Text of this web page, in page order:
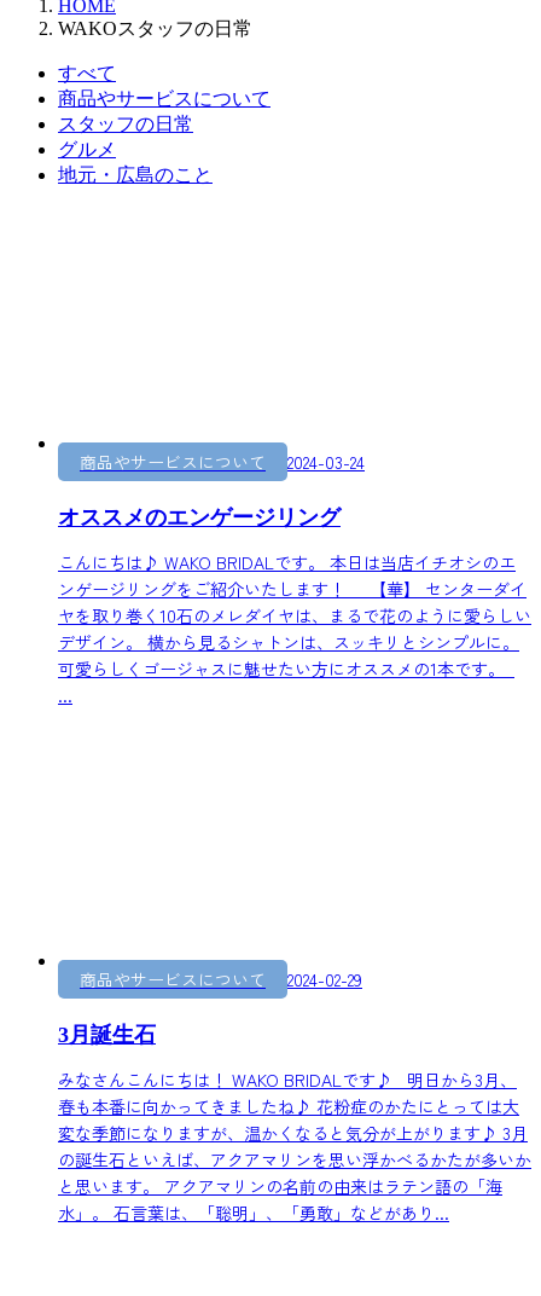
HOME
WAKOスタッフの日常
すべて
商品やサービスについて
スタッフの日常
グルメ
地元・広島のこと
商品やサービスについて 2024-03-24
オススメのエンゲージリング
こんにちは♪ WAKO BRIDALです。 本日は当店イチオシのエ
ンゲージリングをご紹介いたします！ 【華】 センターダイ
ヤを取り巻く10石のメレダイヤは、まるで花のように愛らしい
デザイン。 横から見るシャトンは、スッキリとシンプルに。
可愛らしくゴージャスに魅せたい方にオススメの1本です。
...
商品やサービスについて 2024-02-29
3月誕生石
みなさんこんにちは！ WAKO BRIDALです♪ 明日から3月、
春も本番に向かってきましたね♪ 花粉症のかたにとっては大
変な季節になりますが、温かくなると気分が上がります♪ 3月
の誕生石といえば、アクアマリンを思い浮かべるかたが多いか
と思います。 アクアマリンの名前の由来はラテン語の「海
水」。 石言葉は、「聡明」、「勇敢」などがあり...